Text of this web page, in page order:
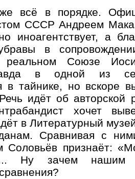
всё в порядке.
СССР Андреем
иноагентствует, а
в
реальном Союзе
в одной из
в тайнике, но вскоре
идёт об авторской
хочет
в Литературный
Сравнивая с
Соловьёв признаёт:
Ну зачем нашим